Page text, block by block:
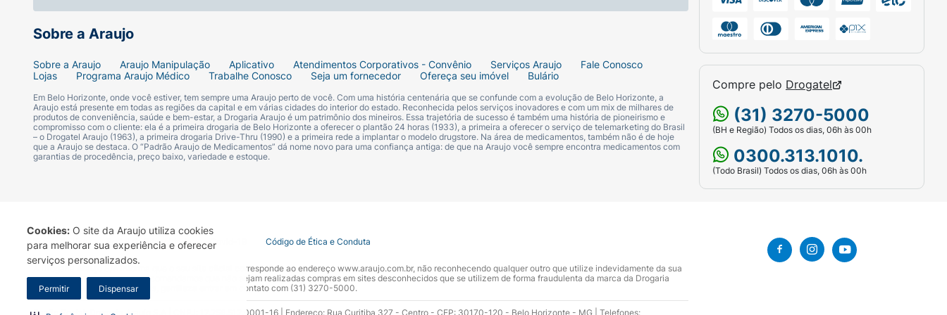
Cookies: O site da Araujo utiliza cookies
para melhorar sua experiência e oferecer
serviços personalizados.
Permitir Dispensar
Contém ovo, derivados de trigo, soja e leite. Pode conter centeio, cevada e aveia. Contém glúten. Ingredientes orgânicos - maior que
95%. (*Produto não orgânico).
Sobre a Araujo
Sobre a Araujo Araujo Manipulação Aplicativo Atendimentos Corporativos - Convênio Serviços Araujo
Fale Conosco
Lojas
Programa Araujo Médico Trabalhe Conosco Seja um fornecedor Ofereça seu imóvel Bulário
Em Belo Horizonte, onde você estiver, tem sempre uma Araujo perto de você. Com uma história centenária que se confunde com a evolução de Belo Horizonte, a
Araujo está presente em todas as regiões da capital e em várias cidades do interior do estado. Reconhecida pelos serviços inovadores e com um mix de milhares de
produtos de conveniência, saúde e bem-estar, a Drogaria Araujo é um patrimônio dos mineiros. Essa trajetória de sucesso é também uma história de pioneirismo e
compromisso com o cliente: ela é a primeira drogaria de Belo Horizonte a oferecer o plantão 24 horas (1933), a primeira a oferecer o serviço de telemarketing do Brasil
– o Drogatel Araujo (1963), a primeira drogaria Drive-Thru (1990) e a primeira rede a implantar o modelo drugstore. Na área de medicamentos, também não é de hoje
que a Araujo se destaca. O “Padrão Araujo de Medicamentos” dá nome novo para uma confiança antiga: de que na Araujo você sempre encontra medicamentos com
garantias de procedência, preço baixo, variedade e estoque.
Compre pelo Drogatel
(31) 3270-5000
(BH e Região) Todos os dias, 06h às 00h
0300.313.1010.
(Todo Brasil) Todos os dias, 06h às 00h
Termo de Uso Portal da Privacidade Covid-19 Código de Ética e Conduta
A Drogaria Araujo S/A informa que o seu site oficial corresponde ao endereço www.araujo.com.br, não reconhecendo qualquer outro que utilize indevidamente da sua
marca. Para sua segurança recomendamos que não sejam realizadas compras em sites desconhecidos que se utilizem de forma fraudulenta da marca da Drogaria
Araujo S.A. Em caso de dúvidas, gentileza entrar em contato com (31) 3270-5000.
Razão Social: Drogaria Araujo S.A | CNPJ: 17.256.512.0001-16 | Endereço: Rua Curitiba 327 - Centro - CEP: 30170-120 - Belo Horizonte - MG | Telefones: